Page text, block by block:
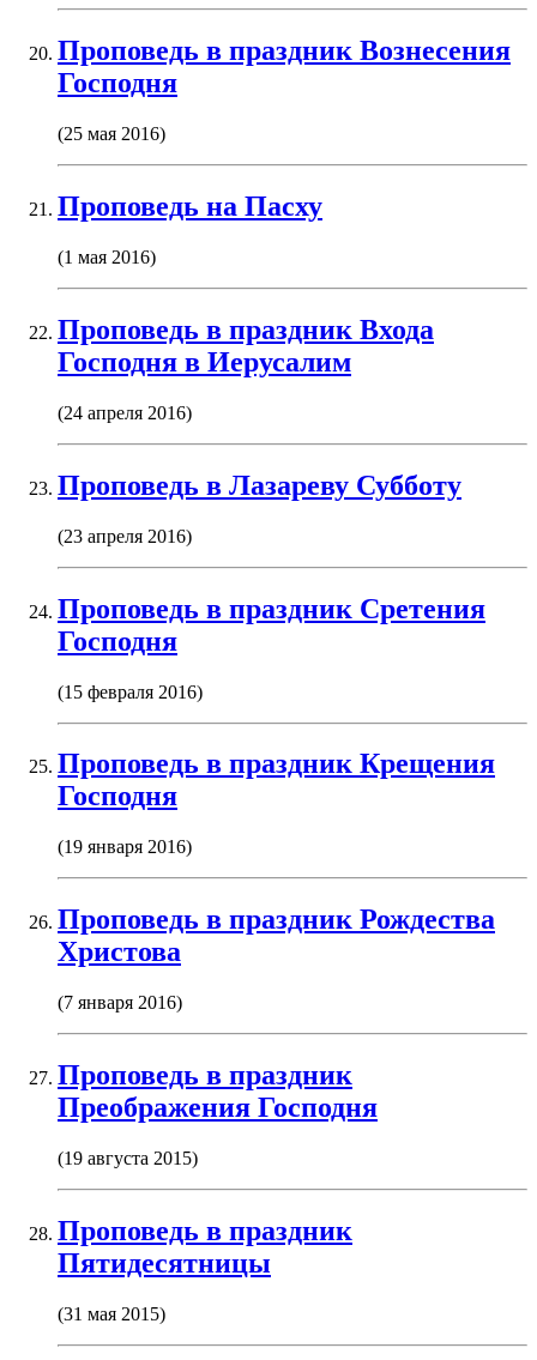
Проповедь в праздник Вознесения
Господня
(25 мая 2016)
Проповедь на Пасху
(1 мая 2016)
Проповедь в праздник Входа
Господня в Иерусалим
(24 апреля 2016)
Проповедь в Лазареву Субботу
(23 апреля 2016)
Проповедь в праздник Сретения
Господня
(15 февраля 2016)
Проповедь в праздник Крещения
Господня
(19 января 2016)
Проповедь в праздник Рождества
Христова
(7 января 2016)
Проповедь в праздник
Преображения Господня
(19 августа 2015)
Проповедь в праздник
Пятидесятницы
(31 мая 2015)